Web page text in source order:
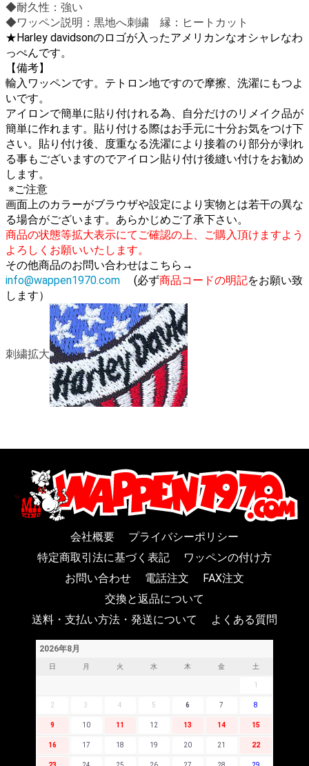
◆耐久性：強い
◆ワッペン説明：黒地へ刺繍 縁：ヒートカット
★Harley davidsonのロゴが入ったアメリカンなオシャレなわ
っぺんです。
【備考】
輸入ワッペンです。テトロン地ですので摩擦、洗濯にもつよ
いです。
アイロンで簡単に貼り付けれる為、自分だけのリメイク品が
簡単に作れます。貼り付ける際はお手元に十分お気をつけ下
さい。貼り付け後、度重なる洗濯により接着のり部分が剥れ
る事もございますのでアイロン貼り付け後縫い付けをお勧め
します。
※ご注意
画面上のカラーがブラウザや設定により実物とは若干の異な
る場合がございます。あらかじめご了承下さい。
商品の状態等拡大表示にてご確認の上、ご購入頂けますよう
よろしくお願いいたします。
その他商品のお問い合わせはこちら→
info@wappen1970.com
(必ず商品コードの明記をお願い致
します）
刺繍拡大
会社概要
プライバシーポリシー
特定商取引法に基づく表記
ワッペンの付け方
お問い合わせ
電話注文
FAX注文
交換と返品について
送料・支払い方法・発送について
よくある質問
2026年8月
日 月 火 水 木 金 土
1
2 3 4 5 6 7 8
9 10 11 12 13 14 15
16 17 18 19 20 21 22